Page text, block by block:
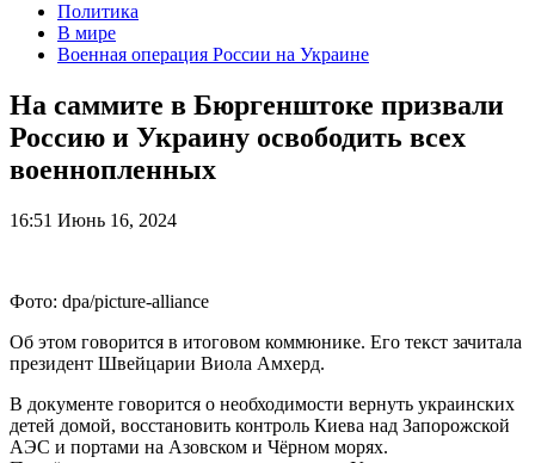
Политика
В мире
Военная операция России на Украине
На саммите в Бюргенштоке призвали
Россию и Украину освободить всех
военнопленных
16:51 Июнь 16, 2024
Фото: dpa/picture-alliance
Об этом говорится в итоговом коммюнике. Его текст зачитала
президент Швейцарии Виола Амхерд.
В документе говорится о необходимости вернуть украинских
детей домой, восстановить контроль Киева над Запорожской
АЭС и портами на Азовском и Чёрном морях.